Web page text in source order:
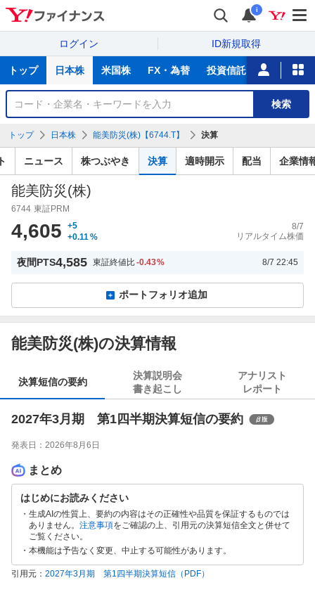
i
ログイン ID新規取得
サ
トップ 日本株 米国株 FX・為替 投資信託 ニュース
銘
検
検索
トップ 日本株 能美防災(株)【6744.T】 決算
ニュース 株つぶやき 決算 適時開示 配当 企業情
能美防災(株)
6744 東証PRM
4,605
+5
+0.11 %
8/7
リアルタイム株価
夜間PTS4,585 東証終値比-0.43% 8/7 22:45
ポートフォリオ追加
能美防災(株)の決算情報
決算短信の要約
決算説明会
書き起こし
アナリスト
レポート
2027年3月期 第1四半期決算短信の要約
発表日： 2026年8月6日
まとめ
はじめにお読みください
生成AIの性質上、要約の内容はその正確性や品質を保証するものでは
ありません。 注意事項をご確認の上、引用元の決算短信全文と併せて
ご覧ください。
本機能は予告なく変更、中止する可能性があります。
引用元： 2027年3月期 第1四半期決算短信 （PDF）